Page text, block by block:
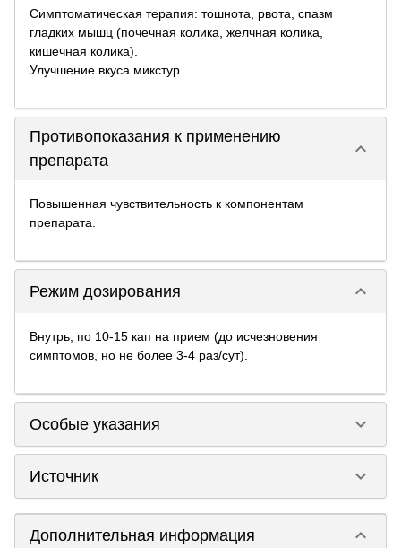
Симптоматическая терапия: тошнота, рвота, спазм
гладких мышц (почечная колика, желчная колика,
кишечная колика).
Улучшение вкуса микстур.
Противопоказания к применению
препарата
keyboard_arrow_down
Повышенная чувствительность к компонентам
препарата.
Режим дозирования keyboard_arrow_down
Внутрь, по 10-15 кап на прием (до исчезновения
симптомов, но не более 3-4 раз/сут).
Особые указания keyboard_arrow_down
Источник keyboard_arrow_down
Дополнительная информация keyboard_arrow_down